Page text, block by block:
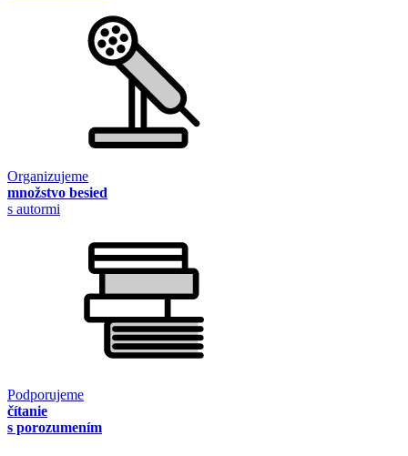
Organizujeme
množstvo besied
s autormi
Podporujeme
čítanie
s porozumením